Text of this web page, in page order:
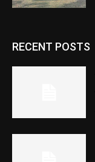
RECENT POSTS